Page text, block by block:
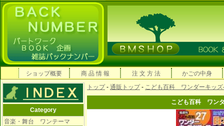
ショップ概要 商 品 情 報 注 文 方 法 かごの中身
Category
音楽・舞台 ワンテーマ
トップ- 通販トップ- こども百科 ワンダーキッズ
こども百科 ワン